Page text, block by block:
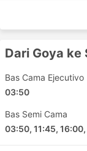
Dari Goya ke
Bas Cama Ejecutivo
03:50
Bas Semi Cama
03:50, 11:45,